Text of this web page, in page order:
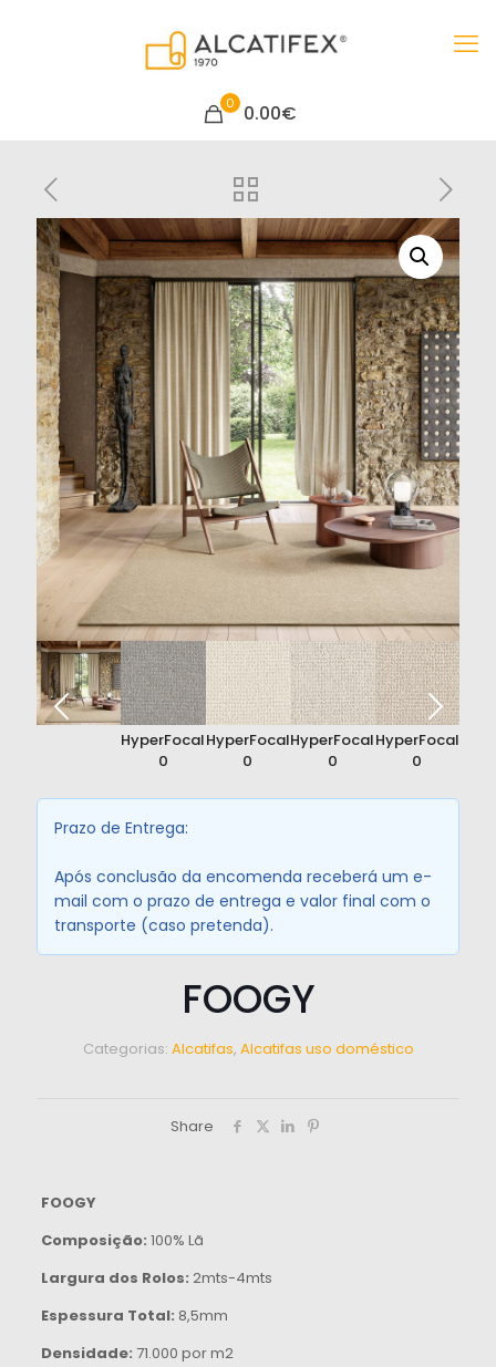
0 0.00€
perfil
HyperFocal:
0
HyperFocal:
0
HyperFocal:
0
HyperFocal:
0
Prazo de Entrega:
Após conclusão da encomenda receberá um e-
mail com o prazo de entrega e valor final com o
transporte (caso pretenda).
FOOGY
Categorias: Alcatifas, Alcatifas uso doméstico
Share
FOOGY
Composição: 100% Lã
Largura dos Rolos: 2mts-4mts
Espessura Total: 8,5mm
Densidade: 71.000 por m2